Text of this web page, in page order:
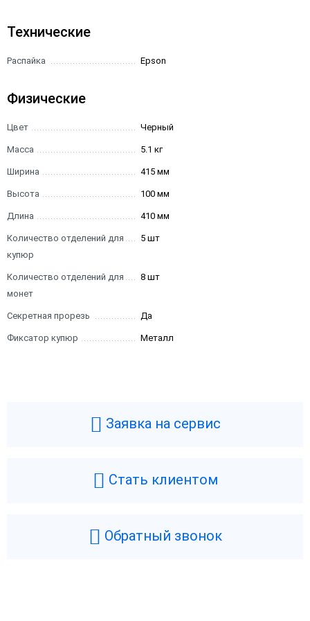
Технические
Распайка Epson
Физические
Цвет Черный
Масса 5.1 кг
Ширина 415 мм
Высота 100 мм
Длина 410 мм
Количество отделений для
купюр
5 шт
Количество отделений для
монет
8 шт
Секретная прорезь Да
Фиксатор купюр Металл
Заявка на сервис
Стать клиентом
Обратный звонок